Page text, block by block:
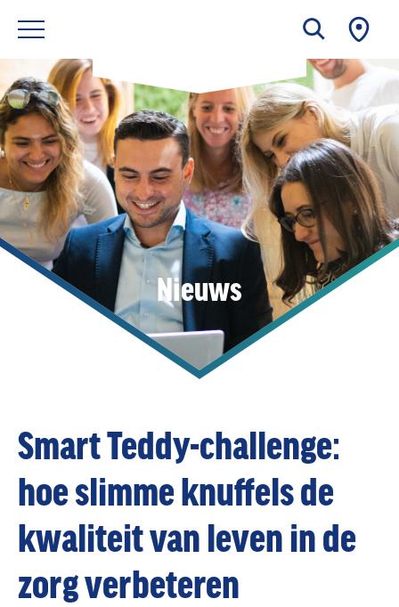
Nieuws
Smart Teddy-challenge:
hoe slimme knuffels de
kwaliteit van leven in de
zorg verbeteren